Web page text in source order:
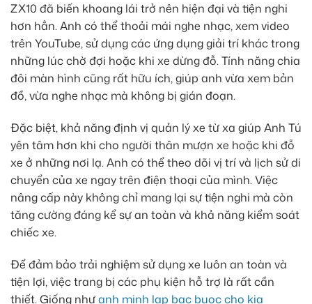
ZX10 đã biến khoang lái trở nên hiện đại và tiện nghi
hơn hẳn. Anh có thể thoải mái nghe nhạc, xem video
trên YouTube, sử dụng các ứng dụng giải trí khác trong
những lúc chờ đợi hoặc khi xe dừng đỗ. Tính năng chia
đôi màn hình cũng rất hữu ích, giúp anh vừa xem bản
đồ, vừa nghe nhạc mà không bị gián đoạn.
Đặc biệt, khả năng định vị quản lý xe từ xa giúp Anh Tú
yên tâm hơn khi cho người thân mượn xe hoặc khi đỗ
xe ở những nơi lạ. Anh có thể theo dõi vị trí và lịch sử di
chuyển của xe ngay trên điện thoại của mình. Việc
nâng cấp này không chỉ mang lại sự tiện nghi mà còn
tăng cường đáng kể sự an toàn và khả năng kiểm soát
chiếc xe.
Để đảm bảo trải nghiệm sử dụng xe luôn an toàn và
tiện lợi, việc trang bị các phụ kiện hỗ trợ là rất cần
thiết. Giống nhưanh minh lap bac buoc cho kia